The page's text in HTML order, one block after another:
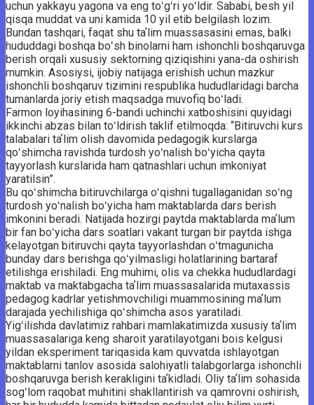
uchun yakkayu yagona va eng toʻgʻri yoʻldir. Sababi, besh yil
qisqa muddat va uni kamida 10 yil etib belgilash lozim.
Bundan tashqari, faqat shu taʼlim muassasasini emas, balki
hududdagi boshqa boʻsh binolarni ham ishonchli boshqaruvga
berish orqali xususiy sektorning qiziqishini yana-da oshirish
mumkin. Asosiysi, ijobiy natijaga erishish uchun mazkur
ishonchli boshqaruv tizimini respublika hududlaridagi barcha
tumanlarda joriy etish maqsadga muvofiq boʻladi.
Farmon loyihasining 6-bandi uchinchi xatboshisini quyidagi
ikkinchi abzas bilan toʻldirish taklif etilmoqda: “Bitiruvchi kurs
talabalari taʼlim olish davomida pedagogik kurslarga
qoʻshimcha ravishda turdosh yoʻnalish boʻyicha qayta
tayyorlash kurslarida ham qatnashlari uchun imkoniyat
yaratilsin”.
Bu qoʻshimcha bitiruvchilarga oʻqishni tugallaganidan soʻng
turdosh yoʻnalish boʻyicha ham maktablarda dars berish
imkonini beradi. Natijada hozirgi paytda maktablarda maʼlum
bir fan boʻyicha dars soatlari vakant turgan bir paytda ishga
kelayotgan bitiruvchi qayta tayyorlashdan oʻtmagunicha
bunday dars berishga qoʻyilmasligi holatlarining bartaraf
etilishga erishiladi. Eng muhimi, olis va chekka hududlardagi
maktab va maktabgacha taʼlim muassasalarida mutaxassis
pedagog kadrlar yetishmovchiligi muammosining maʼlum
darajada yechilishiga qoʻshimcha asos yaratiladi.
Yigʻilishda davlatimiz rahbari mamlakatimizda xususiy taʼlim
muassasalariga keng sharoit yaratilayotgani bois kelgusi
yildan eksperiment tariqasida kam quvvatda ishlayotgan
maktablarni tanlov asosida salohiyatli talabgorlarga ishonchli
boshqaruvga berish kerakligini taʼkidladi. Oliy taʼlim sohasida
sogʻlom raqobat muhitini shakllantirish va qamrovni oshirish,